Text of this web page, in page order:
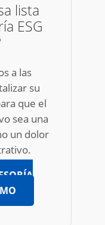
lista
ESG
a las
su
que el
sea una
un dolor